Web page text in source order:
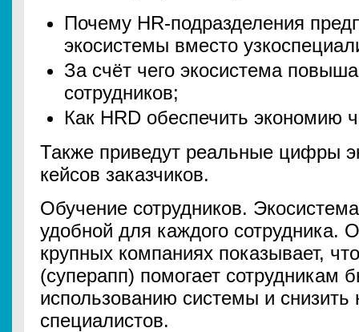
Почему HR-подразделения
экосистемы вместо
За счёт чего экосистема
сотрудников;
Как HRD обеспечить экономию
Также приведут реальные цифры
кейсов заказчиков.
Обучение сотрудников.
удобной для каждого сотрудника.
крупных компаниях показывает,
(суперапп) помогает сотрудникам
использованию системы и снизить
специалистов.